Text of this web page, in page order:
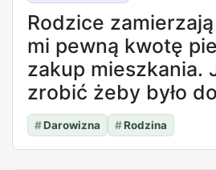
Rodzice
mi pewną kwotę
zakup mieszkania.
zrobić żeby było
#Darowizna #Rodzina